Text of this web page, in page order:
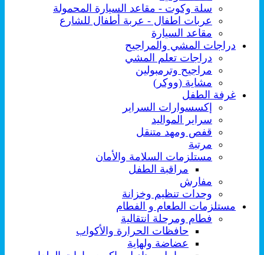
سلة وكوت - مقاعد السيارة المحمولة
عربات اطفال - عربة أطفال للشارع
مقاعد السيارة
دراجات المشي والمراجيح
دراجات تعلم المشي
مراجيح وترمبولين
مشاية (ووكر)
غرفة الطفل
إكسسوارات السراير
سراير المواليد
قفص ومهد متنقل
مرتبة
مستلزمات السلامة والأمان
مراقبة الطفل
مفارش
وحدات تنظيم وخزانة
مستلزمات الطعام و الفطام
فطام ومرحلة انتقالية
حافظات الحرارة والأكواب
عضاضة ولهاية